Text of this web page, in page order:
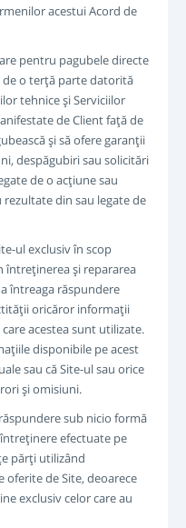
acestui Acord de
pentru pagubele directe
de o terţă parte datorită
tehnice şi Serviciilor
de Client faţă de
şi să ofere garanţii
despăgubiri sau solicitări
de o acţiune sau
din sau legate de
ul exclusiv în scop
întreţinerea şi repararea
întreaga răspundere
oricăror informaţii
acestea sunt utilizate.
disponibile pe acest
sau că Site-ul sau orice
şi omisiuni.
sub nicio formă
efectuate pe
părţi utilizând
oferite de Site, deoarece
exclusiv celor care au